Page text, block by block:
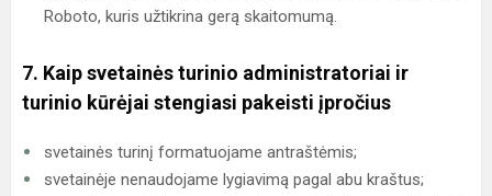
Roboto, kuris užtikrina gerą skaitomumą.
7. Kaip svetainės turinio administratoriai ir
turinio kūrėjai stengiasi pakeisti įpročius
svetainės turinį formatuojame antraštėmis;
svetainėje nenaudojame lygiavimą pagal abu kraštus;